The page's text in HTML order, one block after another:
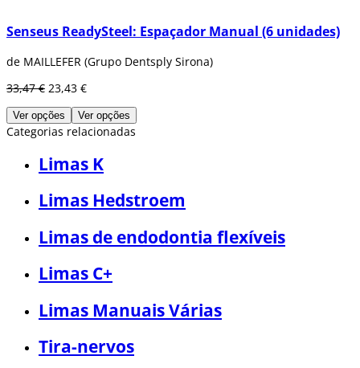
Senseus ReadySteel: Espaçador Manual (6 unidades)
de MAILLEFER (Grupo Dentsply Sirona)
33,47 € 23,43 €
Ver opções Ver opções
Categorias relacionadas
Limas K
Limas Hedstroem
Limas de endodontia flexíveis
Limas C+
Limas Manuais Várias
Tira-nervos